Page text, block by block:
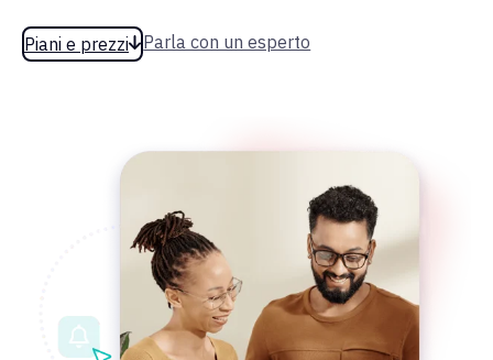
Piani e prezzi Parla con un esperto